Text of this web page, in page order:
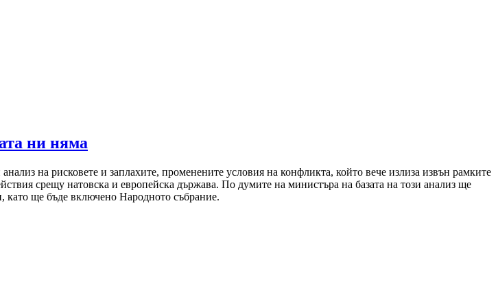
ни няма
на рисковете и заплахите, променените условия на конфликта, който вече излиза извън рамките
срещу натовска и европейска държава. По думите на министъра на базата на този анализ ще
като ще бъде включено Народното събрание.